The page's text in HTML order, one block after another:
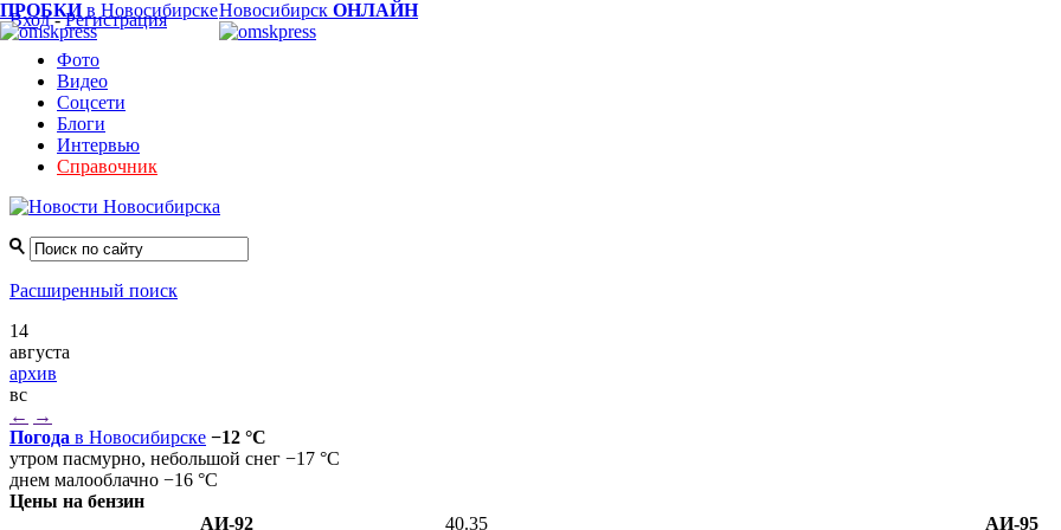
Вход-Регистрация
Фото
Видео
Соцсети
Блоги
Интервью
Справочник
Расширенный поиск
14
августа
архив
вс
← →
Погода в Новосибирске −12 °C
утром пасмурно, небольшой снег −17 °C
днем малооблачно −16 °C
Цены на бензин
АИ-92
40.35 АИ-95
ПРОБКИв НовосибирскеНовосибирск ОНЛАЙН